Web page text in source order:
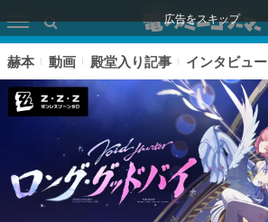
広告をスキップ
赫本 動画 殿堂入り記事 インタビュー